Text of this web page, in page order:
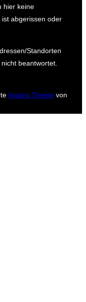
hier keine
abgerissen oder
Standorten
beantwortet.
Inspiro Theme von